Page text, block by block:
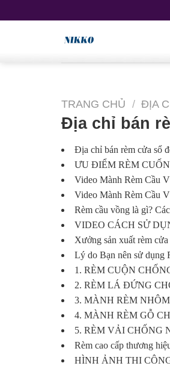
TRANG CHỦ / ĐỊA
Địa chỉ bán
Địa chỉ bán rèm cửa sổ
ƯU ĐIỂM RÈM
Video Mành Rèm Cầu
Video Mành Rèm Cầu
Rèm cầu vồng là gì?
VIDEO CÁCH SỬ
Xưởng sản xuất rèm
Lý do Bạn nên sử dụng
1. RÈM CUỘN
2. RÈM LÁ ĐỨNG
3. MÀNH RÈM
4. MÀNH RÈM GỖ
5. RÈM VẢI CHỐNG
Rèm cao cấp thương
HÌNH ẢNH THI